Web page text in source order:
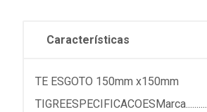
Características
TE ESGOTO 150mm x150mm